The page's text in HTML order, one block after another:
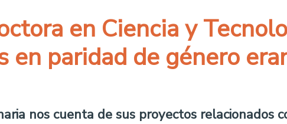
en Ciencia y
en paridad de género
nos cuenta de sus proyectos relacionados